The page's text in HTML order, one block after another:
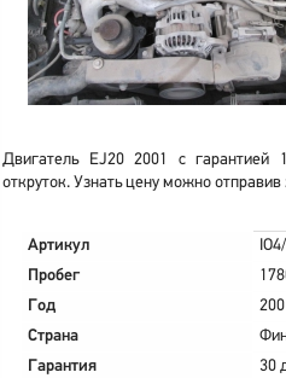
Двигатель EJ20 2001 с
откруток. Узнать цену можно отправив
Артикул
Пробег
Год
Страна
Гарантия
30